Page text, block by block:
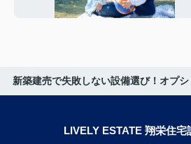
新築建売で失敗しない設備選び！オプ
LIVELY ESTATE 翔栄住宅